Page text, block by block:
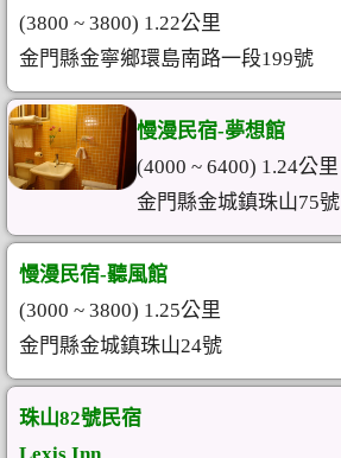
(3800 ~ 3800) 1.22公里
金門縣金寧鄉環島南路一段199號
慢漫民宿-夢想館
(4000 ~ 6400) 1.24公里
金門縣金城鎮珠山75號
慢漫民宿-聽風館
(3000 ~ 3800) 1.25公里
金門縣金城鎮珠山24號
珠山82號民宿